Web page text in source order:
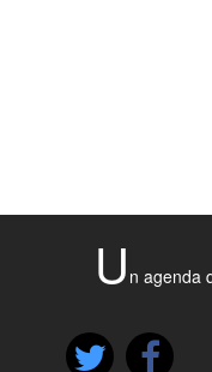
U n agenda